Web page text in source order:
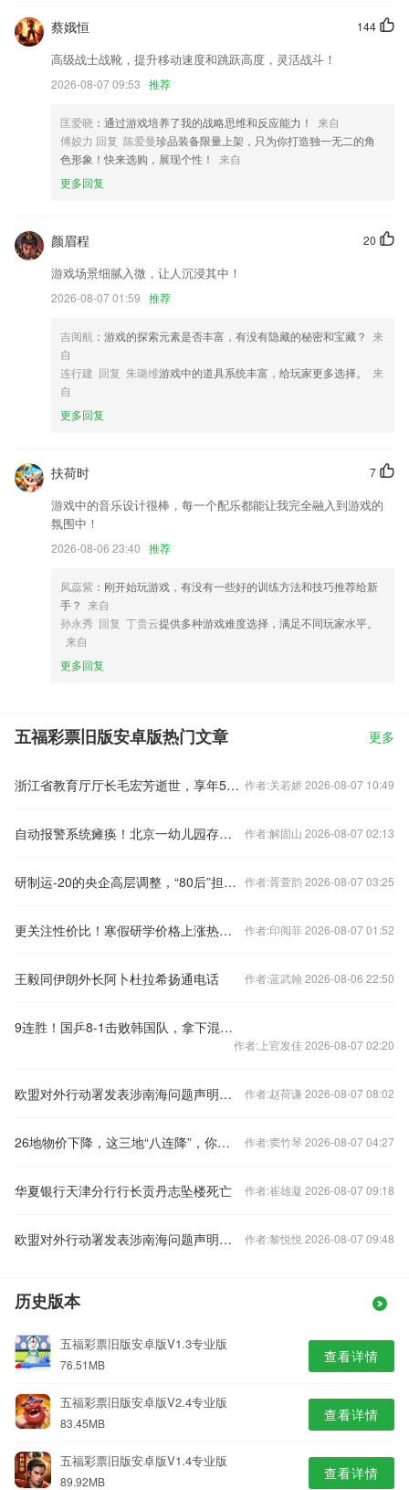
围，营造竞争环境，快速进入备考状态。
五福彩票旧版安卓版更新了什么?
增加长按悬浮球按钮的快捷操作功能。
APP更新内容
【修复】
方便查看预算，控制支出；
联系我们
以上就是五福彩票旧版安卓版的介绍，如果您喜欢这款软件，您可以到应
优化修改。
144
蔡娥恒
高级战士战靴，提升移动速度和跳跃高度，灵活战斗！
2026-08-07 09:53 推荐
匡爱晓 ：通过游戏培养了我的战略思维和反应能力！
来自
傅姣力 回复 陈爱曼珍品装备限量上架，只为你打造独一无二的角
色形象！快来选购，展现个性！
来自
更多回复
20
颜眉程
游戏场景细腻入微，让人沉浸其中！
2026-08-07 01:59 推荐
吉阅航 ：游戏的探索元素是否丰富，有没有隐藏的秘密和宝藏？ 来
自
连行建 回复 朱璐维游戏中的道具系统丰富，给玩家更多选择。
来
自
更多回复
7
扶荷时
游戏中的音乐设计很棒，每一个配乐都能让我完全融入到游戏的
氛围中！
2026-08-06 23:40 推荐
凤蕊紫 ：刚开始玩游戏，有没有一些好的训练方法和技巧推荐给新
手？ 来自
孙永秀 回复 丁贵云提供多种游戏难度选择，满足不同玩家水平。
来自
更多回复
五福彩票旧版安卓版热门文章 更多
浙江省教育厅厅长毛宏芳逝世，享年58岁 作者:关若娇 2026-08-07 10:49
自动报警系统瘫痪！北京一幼儿园存重大火灾隐患 作者:解固山 2026-08-07 02:13
研制运-20的央企高层调整，“80后”担任总经理 作者:胥萱韵 2026-08-07 03:25
更关注性价比！寒假研学价格上涨热度下降 作者:印阅菲 2026-08-07 01:52
王毅同伊朗外长阿卜杜拉希扬通电话 作者:蓝武翰 2026-08-06 22:50
9连胜！国乒8-1击败韩国队，拿下混合团体世界杯冠军
作者:上官发佳 2026-08-07 02:20
欧盟对外行动署发表涉南海问题声明，中国驻欧盟使团驳斥 作者:赵荷谦 2026-08-07 08:02
26地物价下降，这三地“八连降”，你家呢？ 作者:窦竹琴 2026-08-07 04:27
华夏银行天津分行行长贡丹志坠楼死亡 作者:崔雄凝 2026-08-07 09:18
欧盟对外行动署发表涉南海问题声明，中国驻欧盟使团驳斥 作者:黎悦悦 2026-08-07 09:48
历史版本
五福彩票旧版安卓版V1.3专业版
76.51MB 查看详情
五福彩票旧版安卓版V2.4专业版
83.45MB 查看详情
五福彩票旧版安卓版V1.4专业版
89.92MB 查看详情